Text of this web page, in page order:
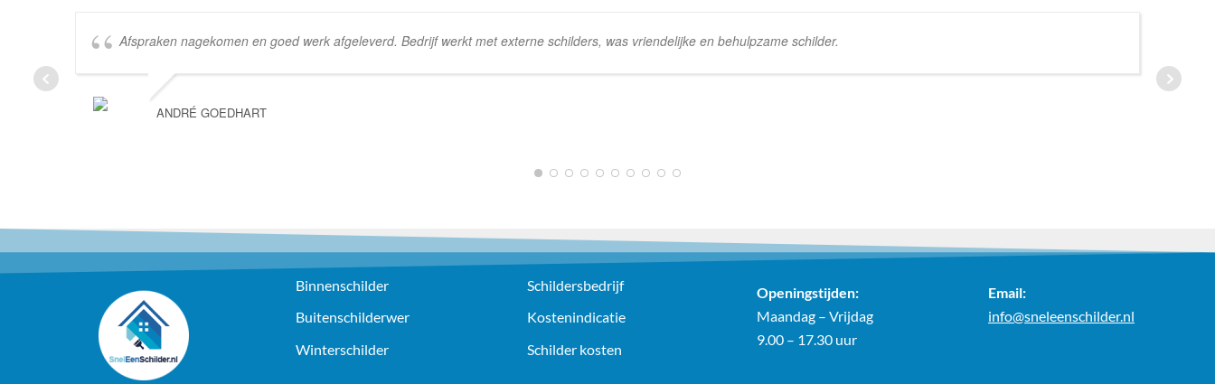
Afspraken nagekomen en goed werk afgeleverd. Bedrijf werkt met externe schilders, was vriendelijke en behulpzame schilder.
ANDRÉ GOEDHART
1 2 3 4 5 6 7 8 9 10
Binnenschilder
Buitenschilderwer
Winterschilder
Schildersbedrijf
Kostenindicatie
Schilder kosten
Openingstijden:
Maandag – Vrijdag
9.00 – 17.30 uur
Email:
info@sneleenschilder.nl